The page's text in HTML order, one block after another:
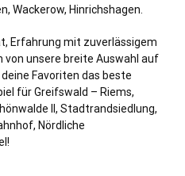
, Wackerow, Hinrichshagen.
Erfahrung mit zuverlässigem
von unsere breite Auswahl auf
Favoriten das beste
für Greifswald – Riems,
II, Stadtrandsiedlung,
Nördliche